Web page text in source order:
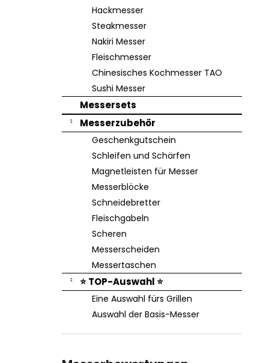
Hackmesser
Steakmesser
Nakiri Messer
Fleischmesser
Chinesisches Kochmesser TAO
Sushi Messer
Messersets
Messerzubehör
Geschenkgutschein
Schleifen und Schärfen
Magnetleisten für Messer
Messerblöcke
Schneidebretter
Fleischgabeln
Scheren
Messerscheiden
Messertaschen
⭐ TOP-Auswahl ⭐
Eine Auswahl fürs Grillen
Auswahl der Basis-Messer